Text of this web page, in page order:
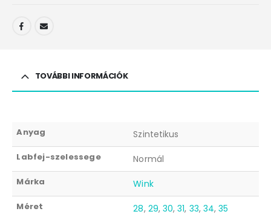
TOVÁBBI INFORMÁCIÓK
Anyag Szintetikus
Labfej-szelessege Normál
Márka Wink
Méret 28, 29, 30,31, 33, 34,35